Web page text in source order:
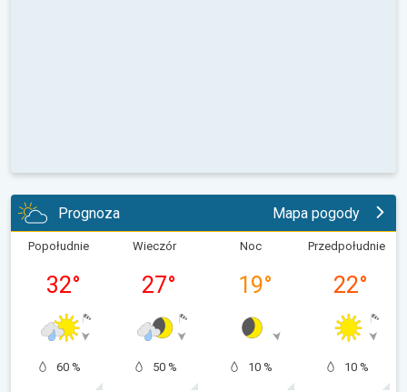
Prognoza Mapa pogody
Popołudnie
32°
60 %
Wieczór
27°
50 %
Noc
19°
10 %
Przedpołudnie
22°
10 %